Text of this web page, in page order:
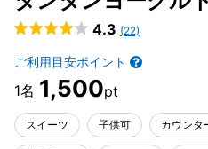
4.3 (22)
ご利用目安ポイント
1,500
スイーツ 子供可 カウンタ